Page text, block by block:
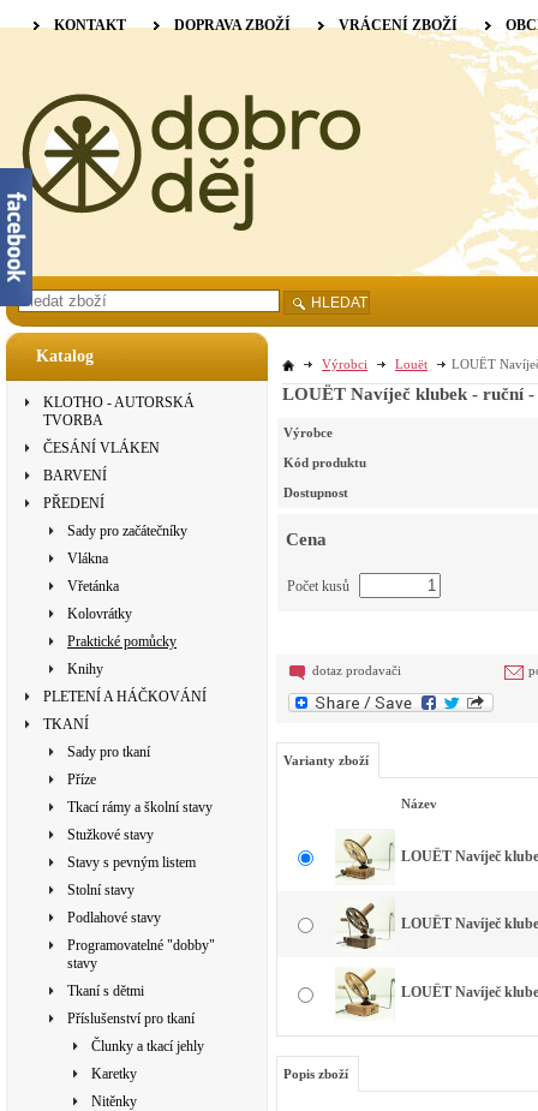
Katalog
KLOTHO - AUTORSKÁ
TVORBA
ČESÁNÍ VLÁKEN
BARVENÍ
PŘEDENÍ
Sady pro začátečníky
Vlákna
Vřetánka
Kolovrátky
Praktické pomůcky
Knihy
PLETENÍ A HÁČKOVÁNÍ
TKANÍ
Sady pro tkaní
Příze
Tkací rámy a školní stavy
Stužkové stavy
Stavy s pevným listem
Stolní stavy
Podlahové stavy
Programovatelné "dobby"
stavy
Tkaní s dětmi
Příslušenství pro tkaní
Člunky a tkací jehly
Karetky
Nitěnky
Výrobci Louët LOUËT
LOUËT Navíječ klubek - ruční -
Výrobce
Kód produktu
Dostupnost
Cena
Počet kusů
dotaz prodavači
Varianty zboží
Název
LOUËT Navíječ
LOUËT Navíječ
LOUËT Navíječ
Popis zboží
KONTAKT DOPRAVA ZBOŽÍ VRÁCENÍ ZBOŽÍ
HLEDAT